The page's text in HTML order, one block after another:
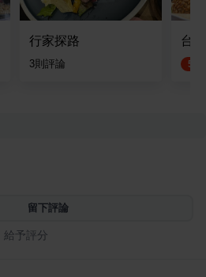
行家探路
3則評論
台
5.0
留下評論
給予評分